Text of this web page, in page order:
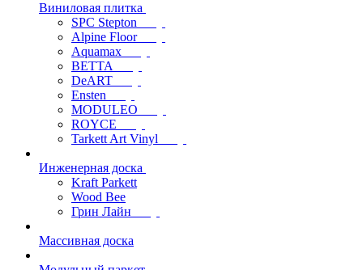
Виниловая плитка
SPC Stepton
Alpine Floor
Aquamax
BETTA
DeART
Ensten
MODULEO
ROYCE
Tarkett Art Vinyl
Инженерная доска
Kraft Parkett
Wood Bee
Грин Лайн
Массивная доска